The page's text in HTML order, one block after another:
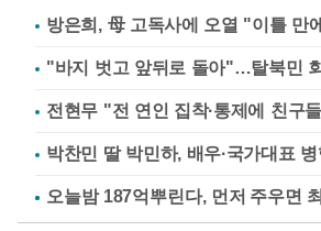
방은희, 母 고독사에 오열 "이틀 만
"바지 벗고 앞뒤로 돌아"…탈북민
전현무 "전 연인 집착·통제에 친구
박찬민 딸 박민하, 배우·국가대표